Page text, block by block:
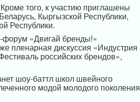
того, к участию приглашены
Кыргызской Республики,
Республики.
форум «Двигай бренды!»
пленарная дискуссия «Индустрия
российских брендов»,
шоу-баттл школ швейного
модой молодого поколения